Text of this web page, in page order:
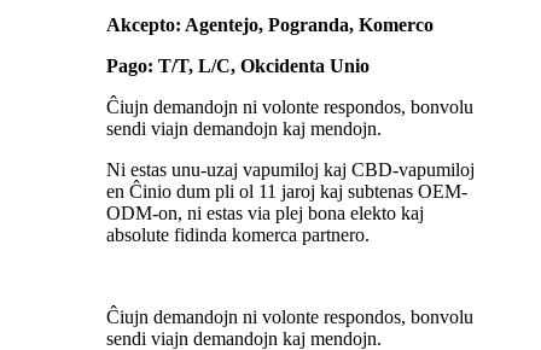
Akcepto: Agentejo, Pogranda, Komerco
Pago: T/T, L/C, Okcidenta Unio
Ĉiujn demandojn ni volonte respondos, bonvolu
sendi viajn demandojn kaj mendojn.
Ni estas unu-uzaj vapumiloj kaj CBD-vapumiloj
en Ĉinio dum pli ol 11 jaroj kaj subtenas OEM-
ODM-on, ni estas via plej bona elekto kaj
absolute fidinda komerca partnero.
Ĉiujn demandojn ni volonte respondos, bonvolu
sendi viajn demandojn kaj mendojn.